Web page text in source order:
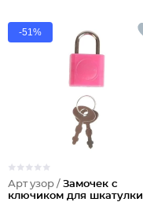
-51%
Арт узор / Замочек с
ключиком для шкатулки